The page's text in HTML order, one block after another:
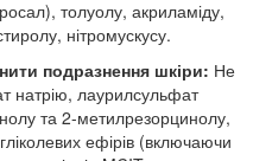
толуолу, акриламіду,
нітромускусу.
подразнення шкіри: Не
натрію, лаурилсульфат
та 2-метилрезорцинолу,
ефірів (включаючи